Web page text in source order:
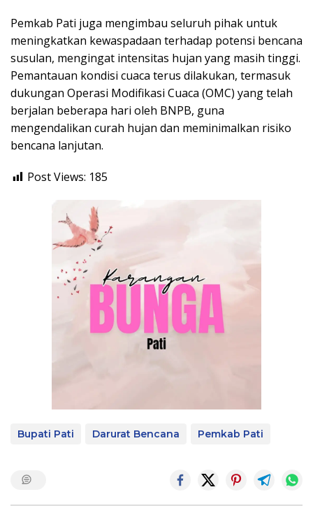
Pemkab Pati juga mengimbau seluruh pihak untuk
meningkatkan kewaspadaan terhadap potensi bencana
susulan, mengingat intensitas hujan yang masih tinggi.
Pemantauan kondisi cuaca terus dilakukan, termasuk
dukungan Operasi Modifikasi Cuaca (OMC) yang telah
berjalan beberapa hari oleh BNPB, guna
mengendalikan curah hujan dan meminimalkan risiko
bencana lanjutan.
Post Views: 185
Bupati Pati Darurat Bencana Pemkab Pati